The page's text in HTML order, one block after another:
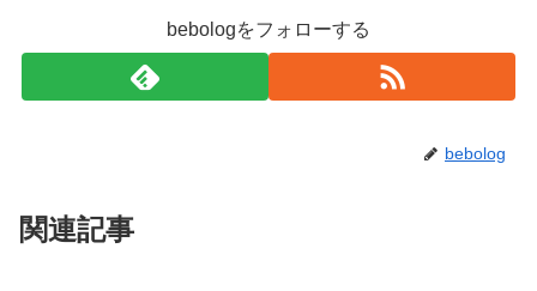
bebologをフォローする
bebolog
関連記事